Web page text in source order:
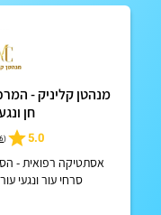
מנהטן קליניק -
חן
5.0
(
86
אסתטיקה רפואית -
סרחי עור ונגעי